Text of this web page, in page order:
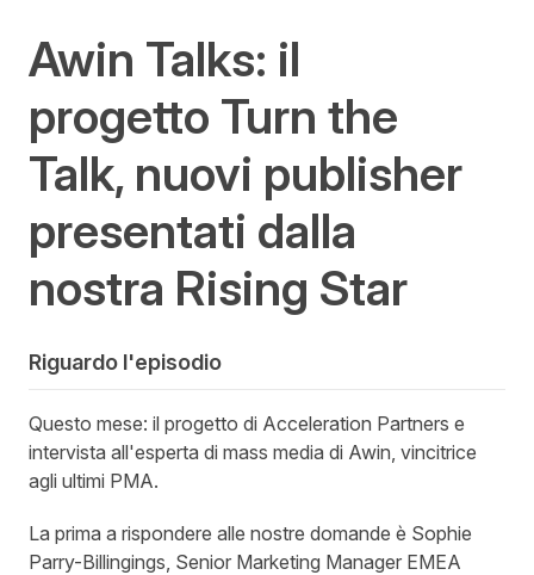
Awin Talks: il
progetto Turn the
Talk, nuovi publisher
presentati dalla
nostra Rising Star
Riguardo l'episodio
Questo mese: il progetto di Acceleration Partners e
intervista all'esperta di mass media di Awin, vincitrice
agli ultimi PMA.
La prima a rispondere alle nostre domande è Sophie
Parry-Billingings, Senior Marketing Manager EMEA